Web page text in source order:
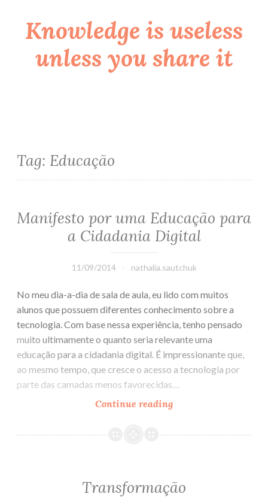
Skip
content
Knowledge is useless
unless you share it
Tag: Educação
Manifesto por uma Educação para
a Cidadania Digital
11/09/2014 nathalia.sautchuk
No meu dia-a-dia de sala de aula, eu lido com muitos
alunos que possuem diferentes conhecimento sobre a
tecnologia. Com base nessa experiência, tenho pensado
muito ultimamente o quanto seria relevante uma
educação para a cidadania digital. É impressionante que,
ao mesmo tempo, que cresce o acesso a tecnologia por
parte das camadas menos favorecidas…
Continue reading
uma
Cidadania
Transformação